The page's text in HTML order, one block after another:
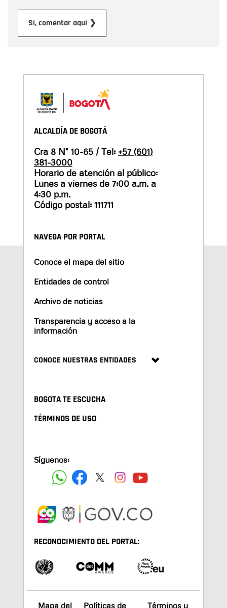
Sí, comentar aquí ❯
ALCALDÍA DE BOGOTÁ
Cra 8 N° 10-65 / Tel: +57 (601)
381-3000
Horario de atención al público:
Lunes a viernes de 7:00 a.m. a
4:30 p.m.
Código postal: 111711
NAVEGA POR PORTAL
Conoce el mapa del sitio
Entidades de control
Archivo de noticias
Transparencia y acceso a la
información
CONOCE NUESTRAS ENTIDADES
BOGOTA TE ESCUCHA
TÉRMINOS DE USO
Síguenos:
RECONOCIMIENTO DEL PORTAL:
Mapa del Políticas de Términos y